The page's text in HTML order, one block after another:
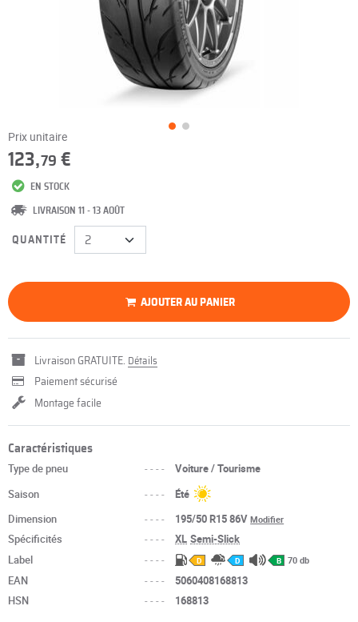
Prix unitaire
123,79 €
EN STOCK
LIVRAISON 11 - 13 AOÛT
QUANTITÉ
AJOUTER AU PANIER
Livraison GRATUITE. Détails
Paiement sécurisé
Montage facile
Caractéristiques
Type de pneu ----
Voiture / Tourisme
Saison
----
Été
Dimension
---- 195/50 R15 86VModifier
Spécificités ---- XL Semi-Slick
Label
---- D D B 70 db
EAN ----
5060408168813
HSN
---- 168813